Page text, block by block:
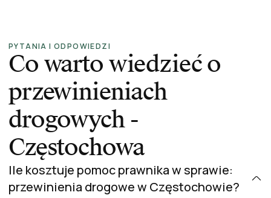
PYTANIA I ODPOWIEDZI
Co warto wiedzieć o
przewinieniach
drogowych -
Częstochowa
Ile kosztuje pomoc prawnika w sprawie:
przewinienia drogowe w Częstochowie?